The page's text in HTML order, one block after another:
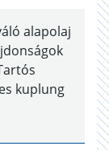
alapolaj
kuplung